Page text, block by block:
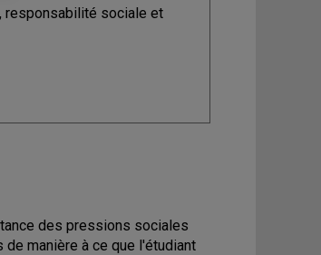
responsabilité sociale et
des pressions sociales
manière à ce que l'étudiant